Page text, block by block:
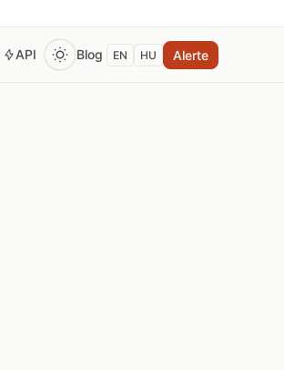
API Blog EN HU Alerte